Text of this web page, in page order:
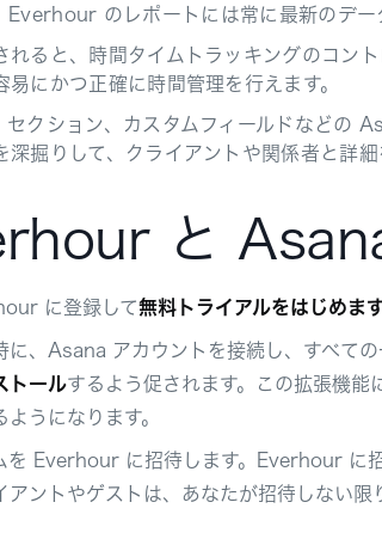
Everhour のレポートには常に最新のデー
れると、時間タイムトラッキングのコン
易にかつ正確に時間管理を行えます。
セクション、カスタムフィールドなどの
深掘りして、クライアントや関係者と詳細
と
に登録して無料トライアルをはじめま
に、Asana アカウントを接続し、すべて
トールするよう促されます。この拡張機
ようになります。
を Everhour に招待します。Everhour に
アントやゲストは、あなたが招待しない